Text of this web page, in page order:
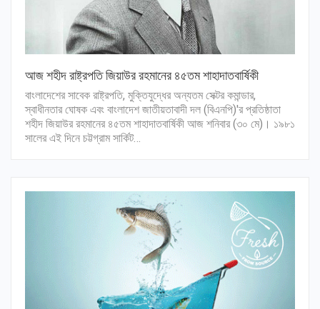
আজ শহীদ রাষ্ট্রপতি জিয়াউর রহমানের ৪৫তম শাহাদাতবার্ষিকী
বাংলাদেশের সাবেক রাষ্ট্রপতি, মুক্তিযুদ্ধের অন্যতম সেক্টর কমান্ডার,
স্বাধীনতার ঘোষক এবং বাংলাদেশ জাতীয়তাবাদী দল (বিএনপি)'র প্রতিষ্ঠাতা
শহীদ জিয়াউর রহমানের ৪৫তম শাহাদাতবার্ষিকী আজ শনিবার (৩০ মে)। ১৯৮১
সালের এই দিনে চট্টগ্রাম সার্কিট…